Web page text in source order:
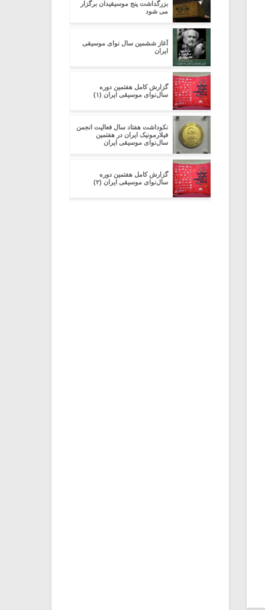
بزرگداشت پنج موسیقیدان برگزار
می شود
آغاز ششمین سال نوای موسیقی
ایران
گزارش کامل هفتمین دوره
سال‌نوای موسیقی ایران (۱)
نکوداشت هفتاد سال فعالیت انجمن
فیلارمونیک ایران در هفتمین
سال‌نوای موسیقی ایران
گزارش کامل هفتمین دوره
سال‌نوای موسیقی ایران (۲)